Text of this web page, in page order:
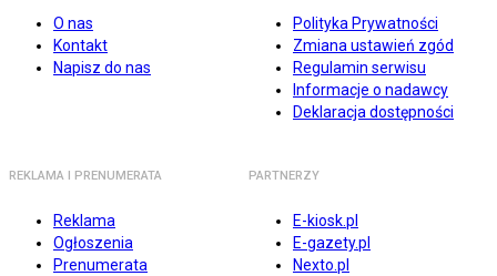
O nas
Kontakt
Napisz do nas
Polityka Prywatności
Zmiana ustawień zgód
Regulamin serwisu
Informacje o nadawcy
Deklaracja dostępności
REKLAMA I PRENUMERATA
Reklama
Ogłoszenia
Prenumerata
PARTNERZY
E-kiosk.pl
E-gazety.pl
Nexto.pl